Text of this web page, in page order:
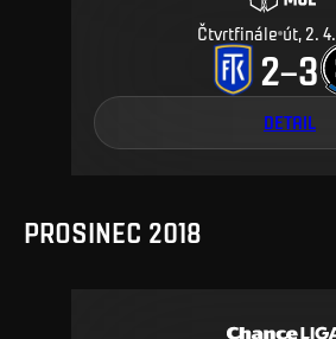
Čtvrtfinále út, 2.
2–3
DETAIL
PROSINEC 2018